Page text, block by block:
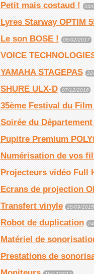
Petit mais costaud ! 03/
Lyres Starway OPTIM
Le son BOSE ! 08/02/2017
VOICE
YAMAHA STAGEPAS
SHURE ULX-D 07/12/2016
35ème Festival du
Soirée du
Pupitre Premium
Numérisation de vos
Projecteurs vidéo Full
Ecrans de projection
Transfert vinyle 28/09/2015
Robot de duplication
Matériel de
Prestations de